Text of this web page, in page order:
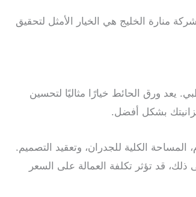
منارة الخليج هي الخيار الأمثل لتحقيق
ورق الحائط خيارًا مثاليًا لتحسين
بشكل أفضل.
الكلية للجدران، وتعقيد التصميم.
قد تؤثر تكلفة العمالة على السعر